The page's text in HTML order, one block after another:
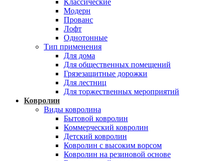
Классические
Модерн
Прованс
Лофт
Однотонные
Тип применения
Для дома
Для общественных помещений
Грязезащитные дорожки
Для лестниц
Для торжественных мероприятий
Ковролин
Виды ковролина
Бытовой ковролин
Коммерческий ковролин
Детский ковролин
Ковролин с высоким ворсом
Ковролин на резиновой основе